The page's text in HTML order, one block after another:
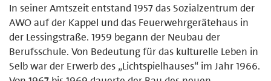
In seiner Amtszeit entstand 1957 das Sozialzentrum der
AWO auf der Kappel und das Feuerwehrgerätehaus in
der Lessingstraße. 1959 begann der Neubau der
Berufsschule. Von Bedeutung für das kulturelle Leben in
Selb war der Erwerb des „Lichtspielhauses“ im Jahr 1966.